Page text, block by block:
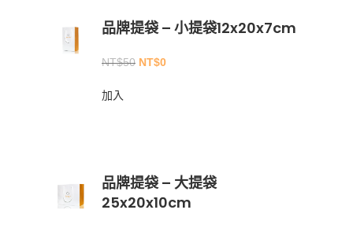
品牌提袋 – 小提袋12x20x7cm
NT$50 NT$0
加入
品牌提袋 – 大提袋
25x20x10cm